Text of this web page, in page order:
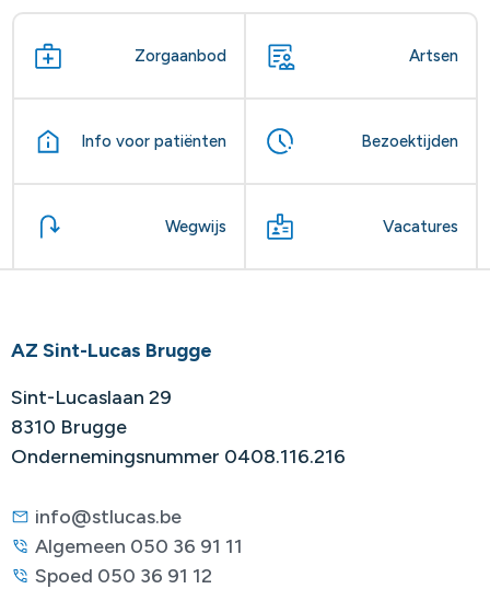
Zorgaanbod Artsen
Info voor patiënten Bezoektijden
Wegwijs Vacatures
AZ Sint-Lucas Brugge
Sint-Lucaslaan 29
8310 Brugge
Ondernemingsnummer 0408.116.216
info@stlucas.be
Algemeen 050 36 91 11
Spoed 050 36 91 12